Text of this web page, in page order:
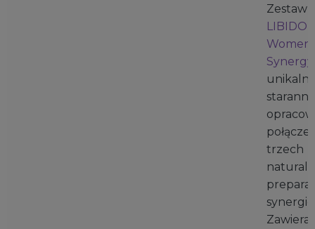
Zestaw
Women
Synergy
trzech
Zawiera